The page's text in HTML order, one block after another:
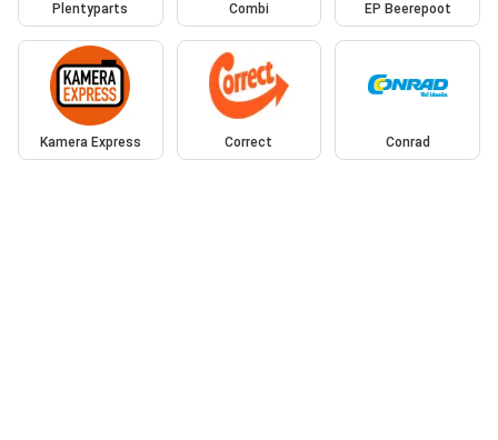
Plentyparts Combi EP Beerepoot
Kamera Express Correct Conrad